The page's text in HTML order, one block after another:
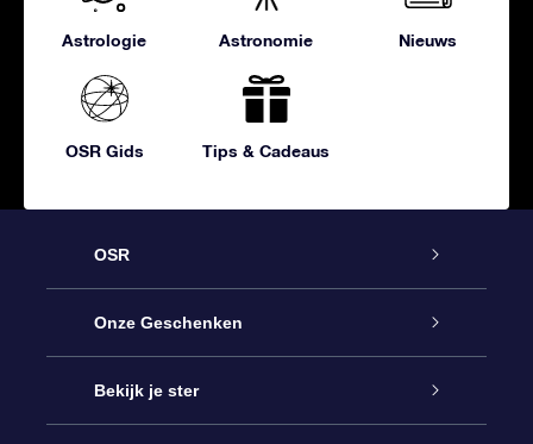
Astrologie Astronomie Nieuws
OSR Gids Tips & Cadeaus
OSR
Service
Contact
Onze Geschenken
Online Star Gift
Bekijk je ster